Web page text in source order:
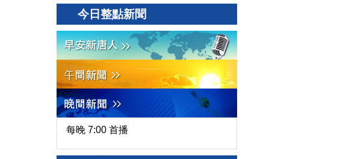
今日整點新聞
每晚 7:00 首播